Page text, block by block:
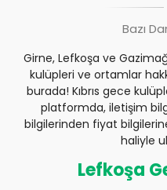
Bazı
Girne, Lefkoşa ve
kulüpleri ve ortamlar
burada! Kıbrıs gece
platformda, iletişim
bilgilerinden fiyat
haliyle
Lefkoşa